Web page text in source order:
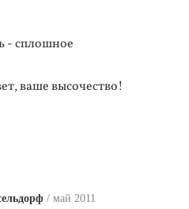
- сплошное
ваше высочество!
май 2011